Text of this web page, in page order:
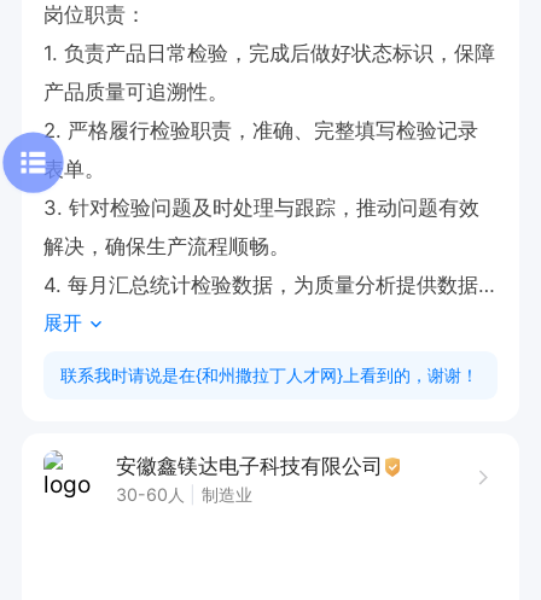
岗位职责：
1. 负责产品日常检验，完成后做好状态标识，保障
产品质量可追溯性。
2. 严格履行检验职责，准确、完整填写检验记录
表单。
3. 针对检验问题及时处理与跟踪，推动问题有效
解决，确保生产流程顺畅。
4. 每月汇总统计检验数据，为质量分析提供数据
支撑。
2. 熟悉产品质量检验标准与流程，能精准判断产
展开
联系我时请说是在{和州撒拉丁人才网}上看到的，谢谢！
安徽鑫镁达电子科技有限公司
30-60人 制造业